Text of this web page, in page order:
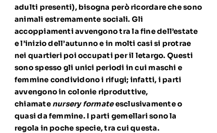
adulti presenti), bisogna però ricordare che sono
animali estremamente sociali. Gli
accoppiamenti avvengono tra la fine dell’estate
e l’inizio dell’autunno e in molti casi si protrae
nei quartieri poi occupati per il letargo. Questi
sono spesso gli unici periodi in cui maschi e
femmine condividono i rifugi; infatti, i parti
avvengono in colonie riproduttive,
chiamate nursery formateesclusivamente o
quasi da femmine. I parti gemellari sono la
regola in poche specie, tra cui questa.